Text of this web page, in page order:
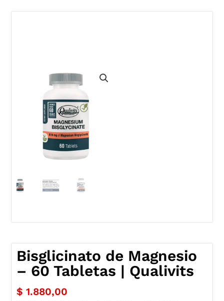
Bisglicinato de Magnesio
– 60 Tabletas | Qualivits
$ 1.880,00